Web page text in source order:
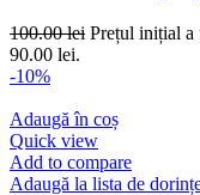
100.00lei Prețul inițial a
90.00 lei.
-10%
Adaugă în coș
Quick view
Add to compare
Adaugă la lista de